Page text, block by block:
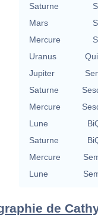
Saturne
Mars
Mercure
Uranus
Jupiter
Saturne
Mercure
Lune
Saturne
Mercure
Lune
de